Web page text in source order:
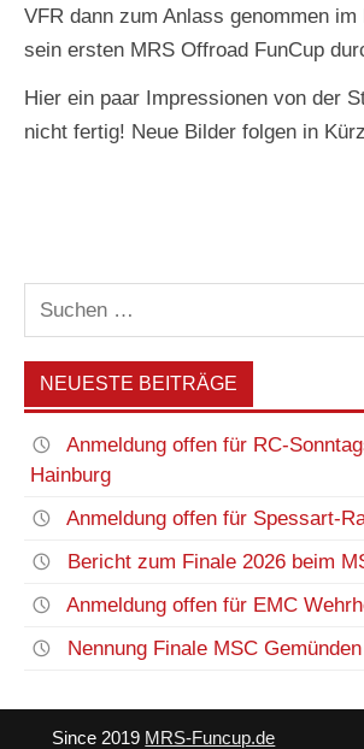
VFR dann zum Anlass genommen im
sein ersten MRS Offroad FunCup
Hier ein paar Impressionen von der
nicht fertig! Neue Bilder folgen in
NEUESTE BEITRÄGE
Anmeldung offen für RC-
Hainburg
Anmeldung offen für Spessart-
Bericht zum Finale 2026 beim
Anmeldung offen für EMC
Nennung Finale MSC
Since 2019 MRS-Funcup.de